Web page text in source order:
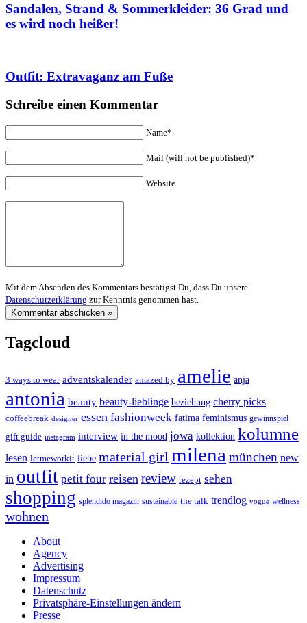
Sandalen, Strand & Sommerkleider: 36 Grad und
es wird noch heißer!
Outfit: Extravaganz am Fuße
Schreibe einen Kommentar
Name*
Mail (will not be published)*
Website
Mit dem Absenden des Kommentars bestätigst Du, dass Du unsere
Datenschutzerklärung zur Kenntnis genommen hast.
Tagcloud
3 ways to wear adventskalender amazed by amelie anja
antonia beauty beauty-lieblinge beziehung cherry picks
coffeebreak designer essen fashionweek fatima feminismus gewinnspiel
gift guide instagram interview in the mood jowa kollektion kolumne
lesen letmeworkit liebe material girl milenamünchen new
in outfit petit four reisen review rezept sehen
shopping splendido magazin sustainable the talk trendlog vogue wellness
wohnen
About
Agency
Advertising
Impressum
Datenschutz
Privatsphäre-Einstellungen ändern
Presse